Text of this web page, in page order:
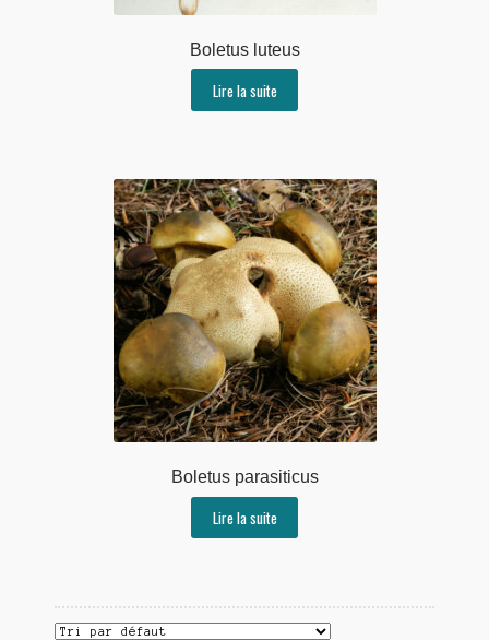
Boletus luteus
Lire la suite
Boletus parasiticus
Lire la suite